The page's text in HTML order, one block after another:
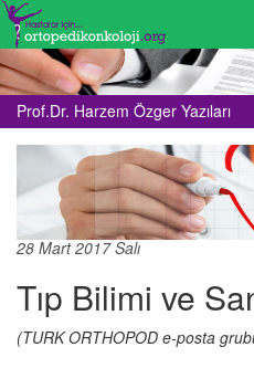
Prof.Dr. Harzem Özger Yazıları
28 Mart 2017 Salı
Tıp Bilimi ve
(TURK ORTHOPOD e-posta